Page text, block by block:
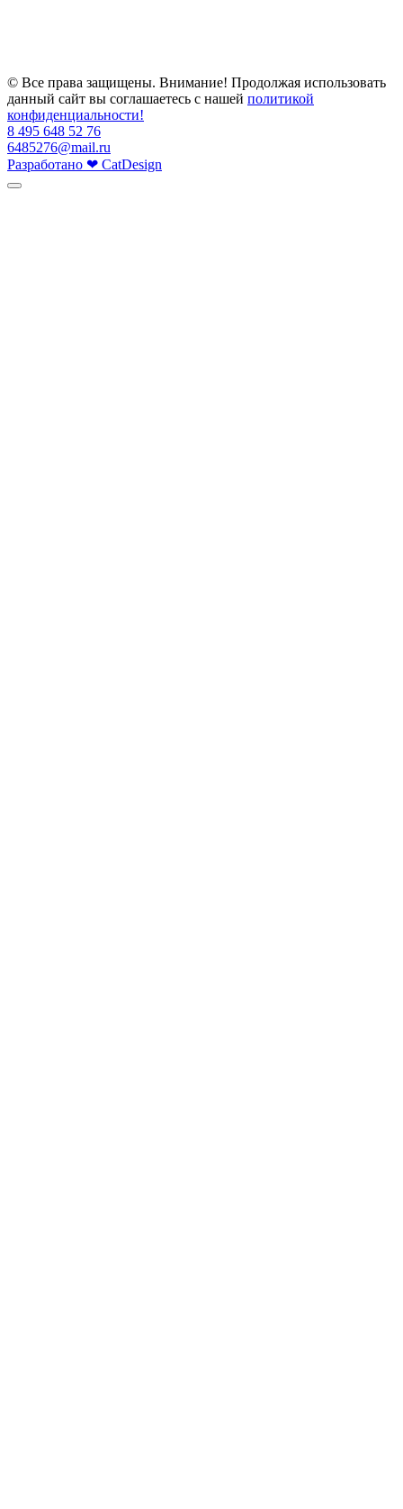
© Все права защищены. Внимание! Продолжая использовать
данный сайт вы соглашаетесь с нашей политикой
конфиденциальности!
8 495 648 52 76
6485276@mail.ru
Разработано ❤ CatDesign